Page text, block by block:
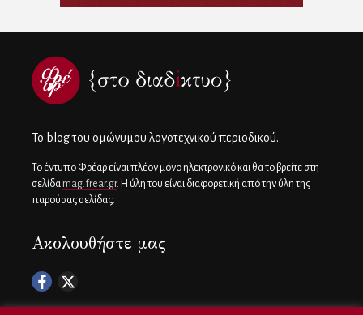
To blog του ομώνυμου λογοτεχνικού περιοδικού.
Το έντυπο Φρέαρ είναι πλέον μόνο ηλεκτρονικό και θα το βρείτε στη
σελίδα mag.frear.gr. Η ύλη του είναι διαφορετική από την ύλη της
παρούσας σελίδας.
Ακολουθήστε μας